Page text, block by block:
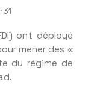
ont déployé
mener des «
du régime de